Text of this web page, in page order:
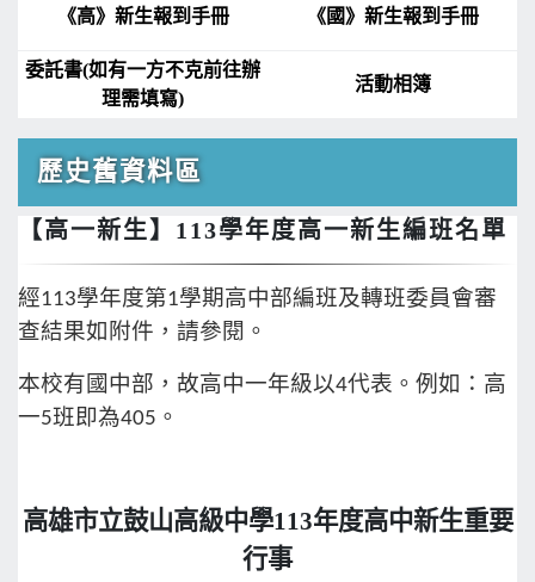
《高》新生報到手冊 《國》新生報到手冊
委託書(如有一方不克前往辦
理需填寫)
活動相簿
歷史舊資料區
【高一新生】113學年度高一新生編班名單
經113學年度第1學期高中部編班及轉班委員會審
查結果如附件，請參閱。
本校有國中部，故高中一年級以4代表。例如：高
一5班即為405 。
高雄市立鼓山高級中學113年度高中新生重要
行事